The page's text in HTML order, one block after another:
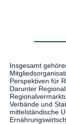
Insgesamt
Perspektiven für
Darunter
Verbände und
mittelständische